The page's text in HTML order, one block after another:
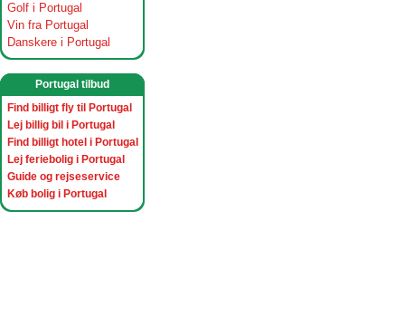
Golf i Portugal
Vin fra Portugal
Danskere i Portugal
Portugal tilbud
Find billigt fly til Portugal
Lej billig bil i Portugal
Find billigt hotel i Portugal
Lej feriebolig i Portugal
Guide og rejseservice
Køb bolig i Portugal